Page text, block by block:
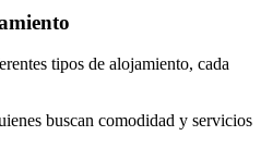
tipos de alojamiento, cada
buscan comodidad y servicios